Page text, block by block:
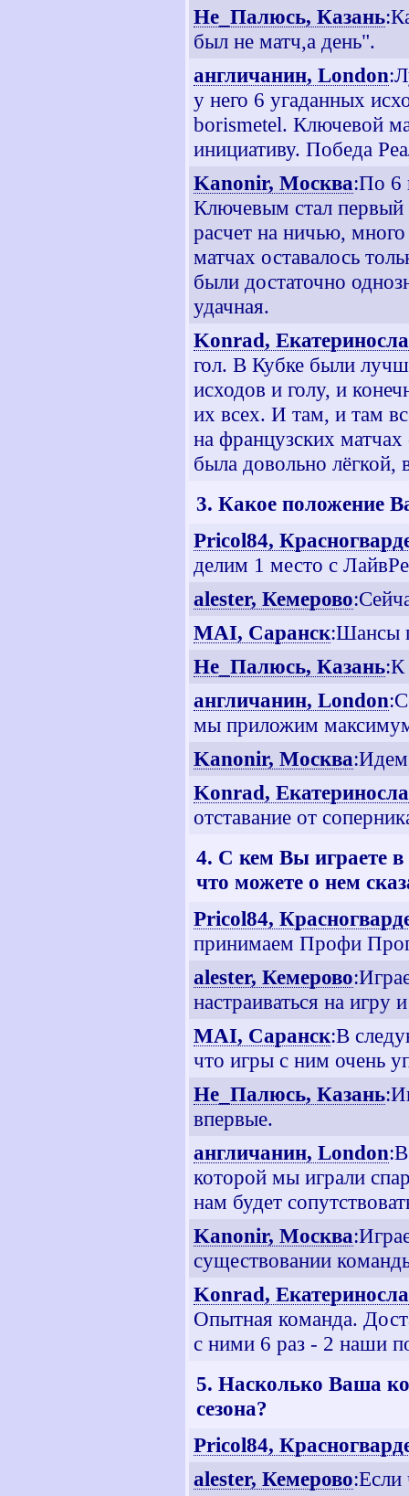
Не_Палюсь, Казань
был не матч,а день".
англичанин, London
у него 6 угаданных
borismetel. Ключевой
инициативу. Победа
Kanonir, Москва:По 6
Ключевым стал первый
расчет на ничью,
матчах оставалось
были достаточно
удачная.
Konrad,
гол. В Кубке были
исходов и голу, и
их всех. И там, и там
на французских
была довольно лёгкой,
3. Какое положение
Pricol84,
делим 1 место с
alester, Кемерово
MAI, Саранск:Шансы
Не_Палюсь, Казань:К
англичанин, London
мы приложим максимум
Kanonir, Москва
Konrad,
отставание от
4. С кем Вы играете
что можете о нем
Pricol84,
принимаем Профи
alester, Кемерово
настраиваться на игру
MAI, Саранск:В
что игры с ним очень
Не_Палюсь, Казань
впервые.
англичанин, London
которой мы играли
нам будет
Kanonir, Москва
существовании
Konrad,
Опытная команда.
с ними 6 раз - 2 наши
5. Насколько Ваша
сезона?
Pricol84,
alester, Кемерово:Если